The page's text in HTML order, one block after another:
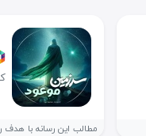
مطالب این رسانه با هدف